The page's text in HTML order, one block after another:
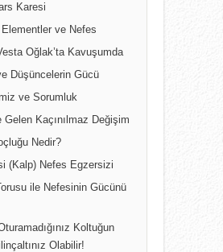
Karesi
ve Nefes
Oğlak’ta Kavuşumda
Düşüncelerin Gücü
ve Sorumluk
Gelen Kaçınılmaz Değişim
Nedir?
(Kalp) Nefes Egzersizi
ile Nefesinin Gücünü
Koltuğun
Olabilir!